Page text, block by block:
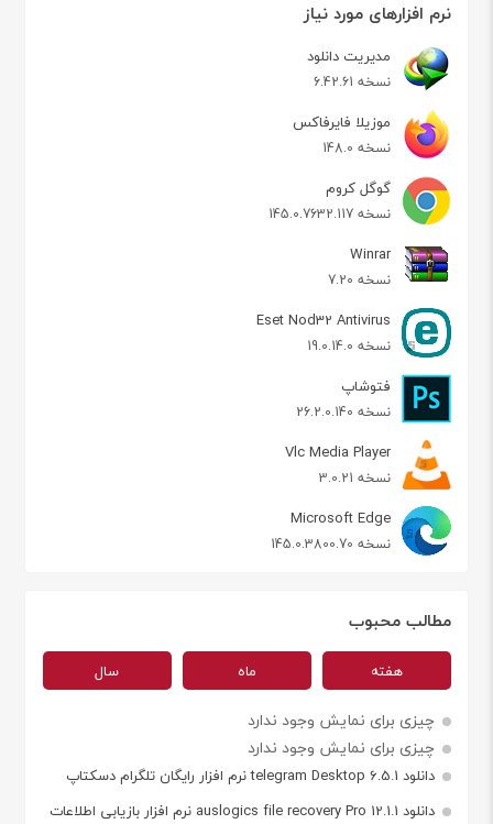
نرم افزارهای مورد نیاز
مدیریت دانلود
نسخه 6.42.61
موزیلا فایرفاکس
نسخه 148.0
گوگل کروم
نسخه 145.0.7632.117
Winrar
نسخه 7.20
Eset Nod32 Antivirus
نسخه 19.0.14.0
فتوشاپ
نسخه 26.2.0.140
Vlc Media Player
نسخه 3.0.21
Microsoft Edge
نسخه 145.0.3800.70
مطالب محبوب
هفته ماه سال
چیزی برای نمایش وجود ندارد
چیزی برای نمایش وجود ندارد
دانلود telegram Desktop 6.5.1 نرم افزار رایگان تلگرام دسکتاپ
دانلود auslogics file recovery Pro 12.1.1 نرم افزار بازیابی اطلاعات